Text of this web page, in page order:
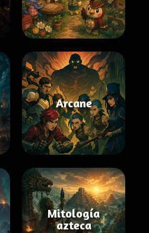
Arcane
Mitología
azteca